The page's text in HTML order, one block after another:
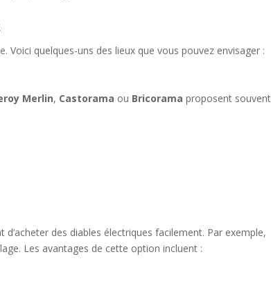
quelques-uns des lieux que vous pouvez envisager :
Merlin, Castorama ou Bricorama proposent
des diables électriques facilement. Par exemple,
Les avantages de cette option incluent :